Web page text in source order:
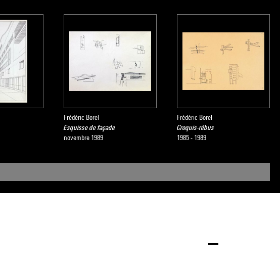
Frédéric Borel
Esquisse de façade
novembre 1989
Frédéric Borel
Croquis-rébus
1985 - 1989